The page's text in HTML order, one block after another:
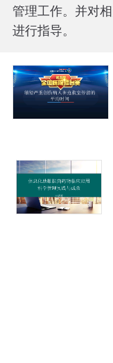
管理工作。并对
进行指导。